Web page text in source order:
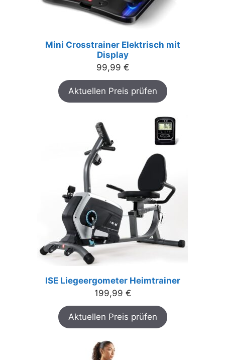
Mini Crosstrainer Elektrisch mit
Display
99,99 €
Aktuellen Preis prüfen
ISE Liegeergometer Heimtrainer
199,99 €
Aktuellen Preis prüfen